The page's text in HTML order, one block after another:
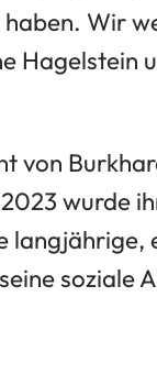
Wir
Hagelstein
von
wurde
langjährige,
soziale